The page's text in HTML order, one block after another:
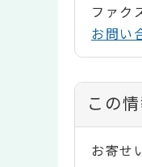
ファク
お問い
コ
ン
テ
この
お寄せ